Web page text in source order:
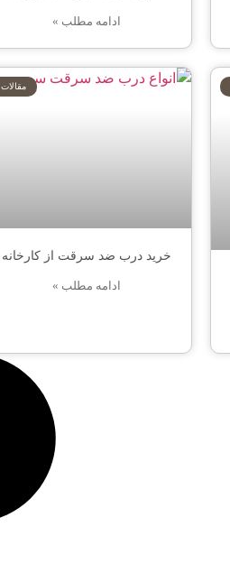
ادامه مطلب »
مقالات
خرید درب ضد سرقت از کارخانه
ادامه مطلب »